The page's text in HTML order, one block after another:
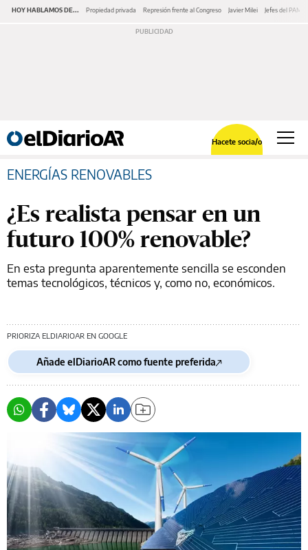
HOY HABLAMOS DE... Propiedad privada Represión frente al Congreso Javier Milei Jefes del PAMI
Hacete socia/o
ENERGÍAS RENOVABLES
¿Es realista pensar en un
futuro 100% renovable?
En esta pregunta aparentemente sencilla se esconden
temas tecnológicos, técnicos y, como no, económicos.
PRIORIZA ELDIARIOAR EN GOOGLE
Añade elDiarioAR como fuente preferida